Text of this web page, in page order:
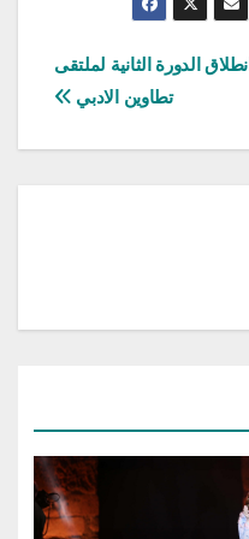
انطلاق الدورة الثانية لملتقى
تطاوين الادبي